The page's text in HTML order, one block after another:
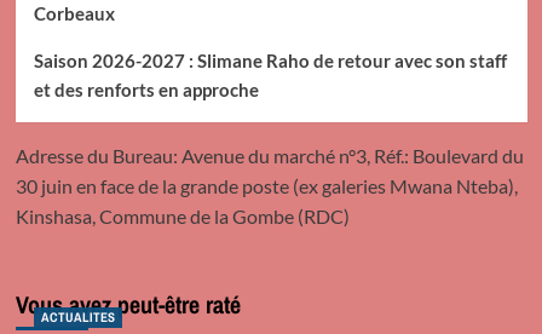
Corbeaux
Saison 2026-2027 : Slimane Raho de retour avec son staff
et des renforts en approche
Adresse du Bureau: Avenue du marché n°3, Réf.: Boulevard du
30 juin en face de la grande poste (ex galeries Mwana Nteba),
Kinshasa, Commune de la Gombe (RDC)
Vous avez peut-être raté
ACTUALITES